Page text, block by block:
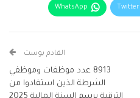
Twitter
WhatsApp
القادم بوست
8913 عدد موظفات وموظفي
الشرطة الذين استفادوا من